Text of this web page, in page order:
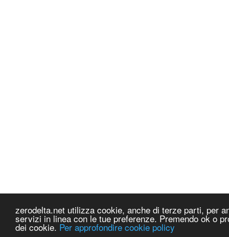
zerodelta.net utilizza cookie, anche di terze parti, per
servizi in linea con le tue preferenze. Premendo ok o
dei cookie. Per approfondire cookie policy